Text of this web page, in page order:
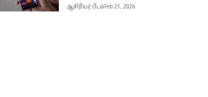
ஆசிரியர் பீடம்Feb 21, 2026